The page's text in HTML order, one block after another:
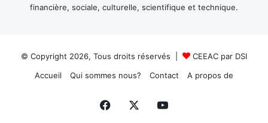
financière, sociale, culturelle, scientifique et technique.
© Copyright 2026, Tous droits réservés |
CEEAC par DSI
Accueil
Qui sommes nous? Contact A propos de
Facebook